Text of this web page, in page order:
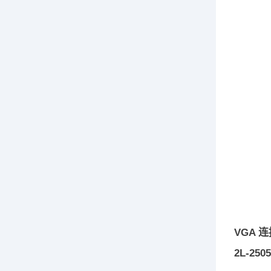
VGA 连
2L-2505